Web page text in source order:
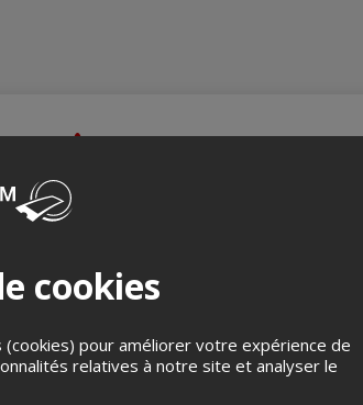
vous n'êtes pas un robot ci-bas.
cookies
pour améliorer votre expérience de
relatives à notre site et analyser le